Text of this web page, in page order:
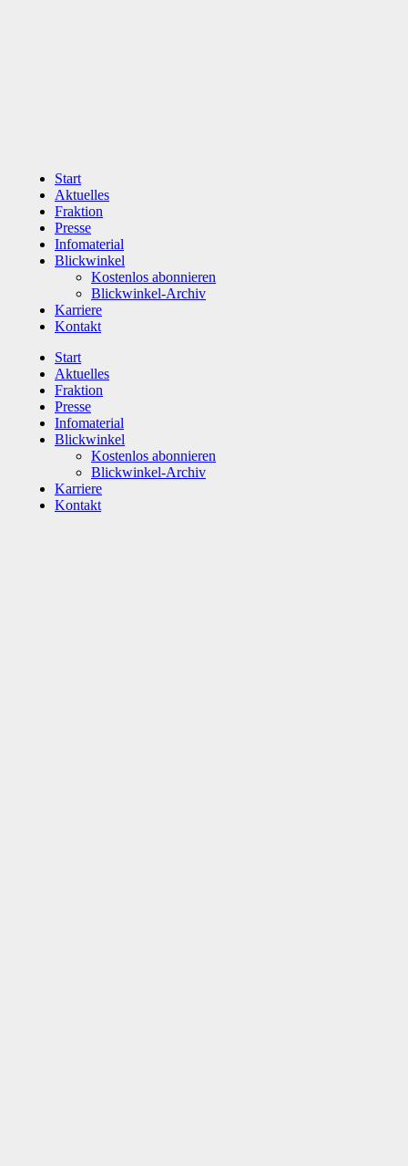
Start
Aktuelles
Fraktion
Presse
Infomaterial
Blickwinkel
Kostenlos abonnieren
Blickwinkel-Archiv
Karriere
Kontakt
Start
Aktuelles
Fraktion
Presse
Infomaterial
Blickwinkel
Kostenlos abonnieren
Blickwinkel-Archiv
Karriere
Kontakt